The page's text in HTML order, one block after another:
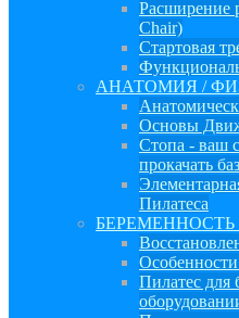
Расширение
Chair)
Стартовая
АНАТОМИЯ /
Основы
Стопа - ваш
прокачать
Пилатеса
Пилатес для